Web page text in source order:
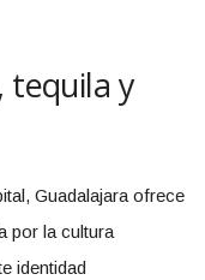
tequila y
Guadalajara ofrece
por la cultura
identidad